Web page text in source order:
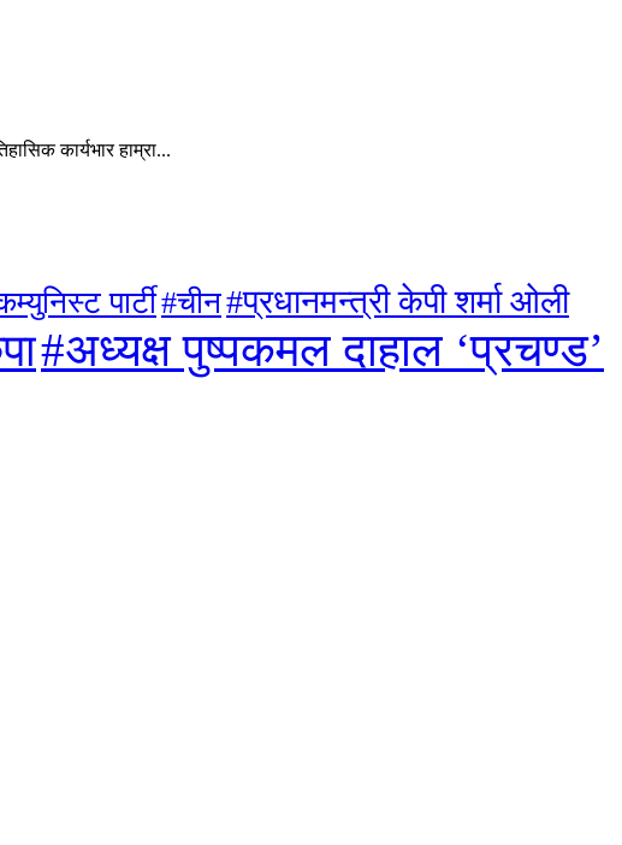
कार्यभार हाम्रा...
पार्टी#चीन#प्रधानमन्त्री केपी शर्मा ओली
#अध्यक्ष पुष्पकमल दाहाल ‘प्रचण्ड’